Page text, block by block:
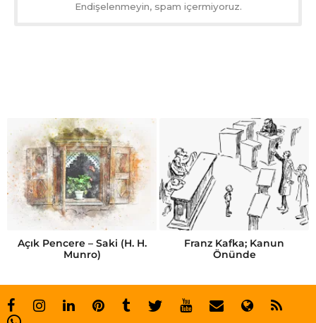
Endişelenmeyin, spam içermiyoruz.
Açık Pencere – Saki (H. H.
Munro)
Franz Kafka; Kanun
Önünde